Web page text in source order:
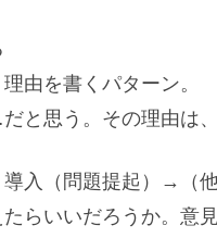
由を書くパターン。
と思う。その理由は
入（問題提起）→（
たらいいだろうか。